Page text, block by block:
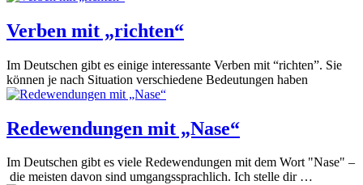
Verben mit „richten“
Im Deutschen gibt es einige interessante Verben mit “richten”. Sie
können je nach Situation verschiedene Bedeutungen haben
Redewendungen mit „Nase“
Im Deutschen gibt es viele Redewendungen mit dem Wort "Nase" –
die meisten davon sind umgangssprachlich. Ich stelle dir …